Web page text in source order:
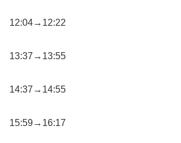
12:04→12:22
13:37→13:55
14:37→14:55
15:59→16:17